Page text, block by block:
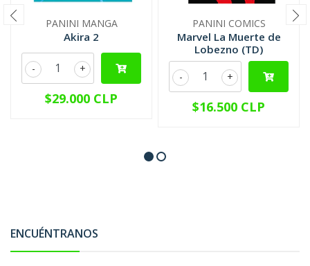
PANINI MANGA
Akira 2
+
-
$29.000 CLP
PANINI COMICS
Marvel La Muerte de
Lobezno (TD)
+
-
$16.500 CLP
ENCUÉNTRANOS